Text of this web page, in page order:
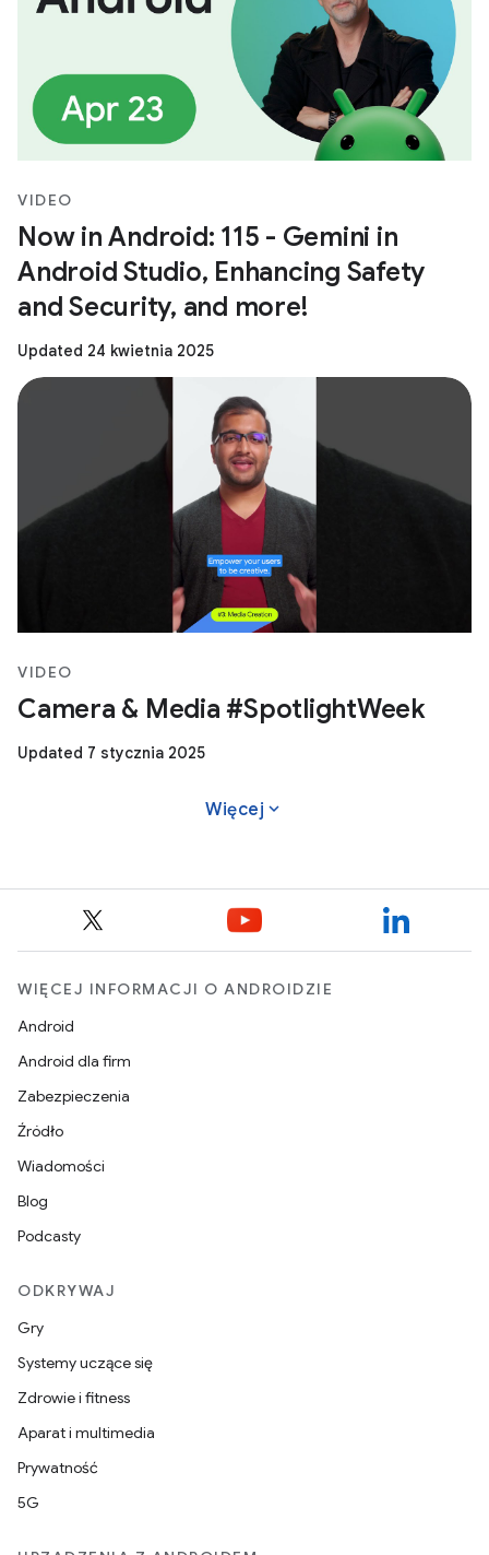
VIDEO
Now in Android: 115 - Gemini in
Android Studio, Enhancing Safety
and Security, and more!
Updated 24 kwietnia 2025
VIDEO
Camera & Media #SpotlightWeek
Updated 7 stycznia 2025
Więcej expand_more
WIĘCEJ INFORMACJI O ANDROIDZIE
Android
Android dla firm
Zabezpieczenia
Źródło
Wiadomości
Blog
Podcasty
ODKRYWAJ
Gry
Systemy uczące się
Zdrowie i fitness
Aparat i multimedia
Prywatność
5G